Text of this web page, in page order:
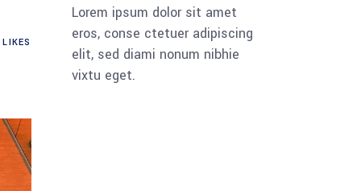
LIKES
Lorem ipsum dolor sit amet
eros, conse ctetuer adipiscing
elit, sed diami nonum nibhie
vixtu eget.